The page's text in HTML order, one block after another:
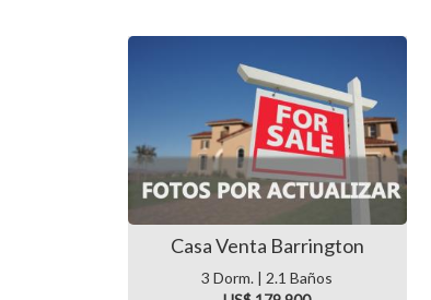
Casa Venta Barrington
3 Dorm. | 2.1 Baños